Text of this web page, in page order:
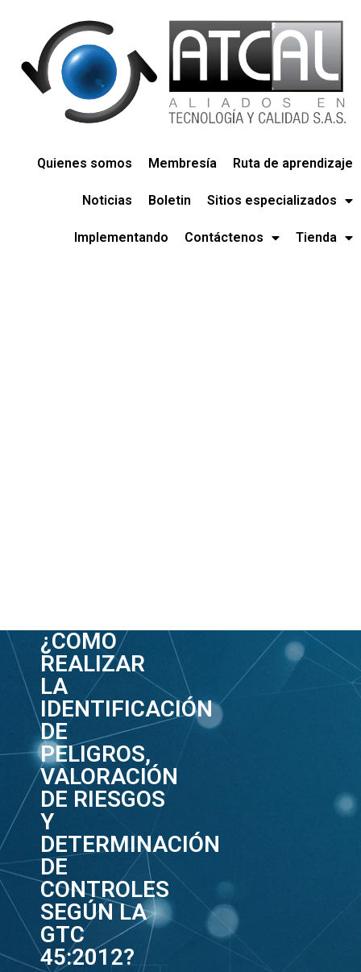
Quienes somos Membresía Ruta de aprendizaje
Noticias Boletin Sitios especializados
Implementando Contáctenos Tienda
¿COMO
REALIZAR
LA
IDENTIFICACIÓN
DE
PELIGROS,
VALORACIÓN
DE RIESGOS
Y
DETERMINACIÓN
DE
CONTROLES
SEGÚN LA
GTC
45:2012?